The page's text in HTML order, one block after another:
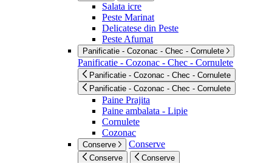
Salata icre
Peste Marinat
Delicatese din Peste
Peste Afumat
Panificatie - Cozonac - Chec - Cornulete
Panificatie - Cozonac - Chec - Cornulete
Panificatie - Cozonac - Chec - Cornulete
Panificatie - Cozonac - Chec - Cornulete
Paine Prajita
Paine ambalata - Lipie
Cornulete
Cozonac
Conserve Conserve
Conserve Conserve